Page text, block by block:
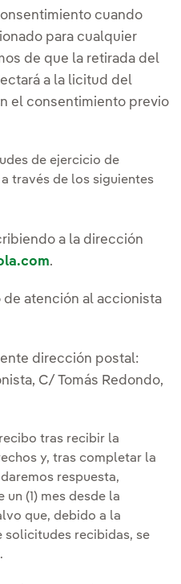
cuando
para cualquier
de que la retirada del
a la licitud del
el consentimiento previo
de ejercicio de
través de los siguientes
a la dirección
.
atención al accionista
dirección postal:
C/ Tomás Redondo,
tras recibir la
y, tras completar la
respuesta,
(1) mes desde la
que, debido a la
solicitudes recibidas, se